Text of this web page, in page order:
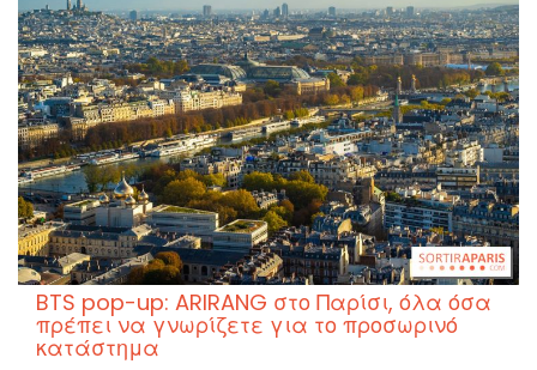
BTS pop-up: ARIRANG στο Παρίσι, όλα όσα
πρέπει να γνωρίζετε για το προσωρινό
κατάστημα